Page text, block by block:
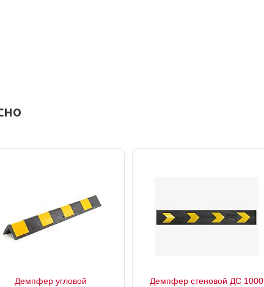
Демпфер угловой
Демпфер стеновой ДС 1000